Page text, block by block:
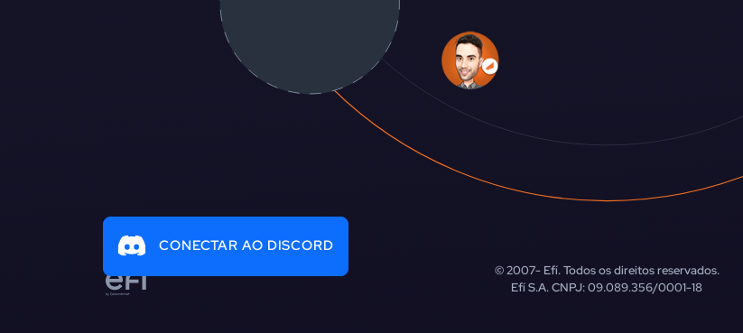
CONECTAR AO DISCORD
© 2007-Efí. Todos os direitos reservados.
Efí S.A. CNPJ: 09.089.356/0001-18